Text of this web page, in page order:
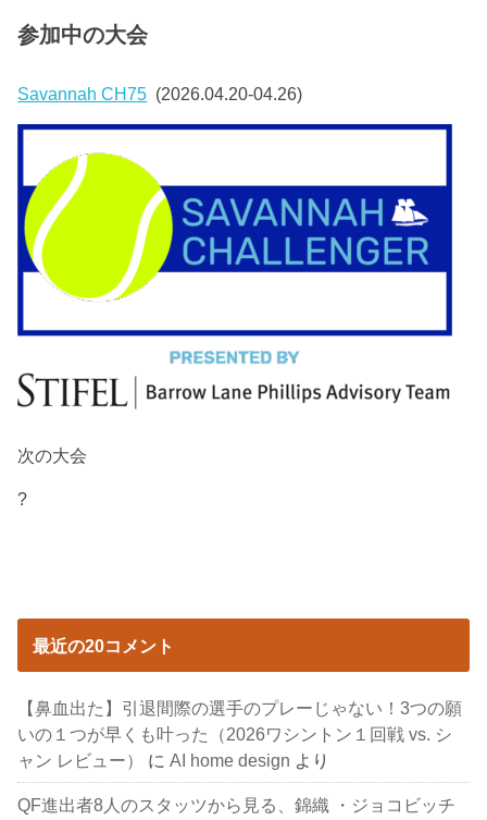
参加中の大会
Savannah CH75 (2026.04.20-04.26)
次の大会
?
最近の20コメント
【鼻血出た】引退間際の選手のプレーじゃない！3つの願
いの１つが早くも叶った（2026ワシントン１回戦 vs. シ
ャン レビュー）
にAI home design より
QF進出者8人のスタッツから見る、錦織 ・ジョコビッチ